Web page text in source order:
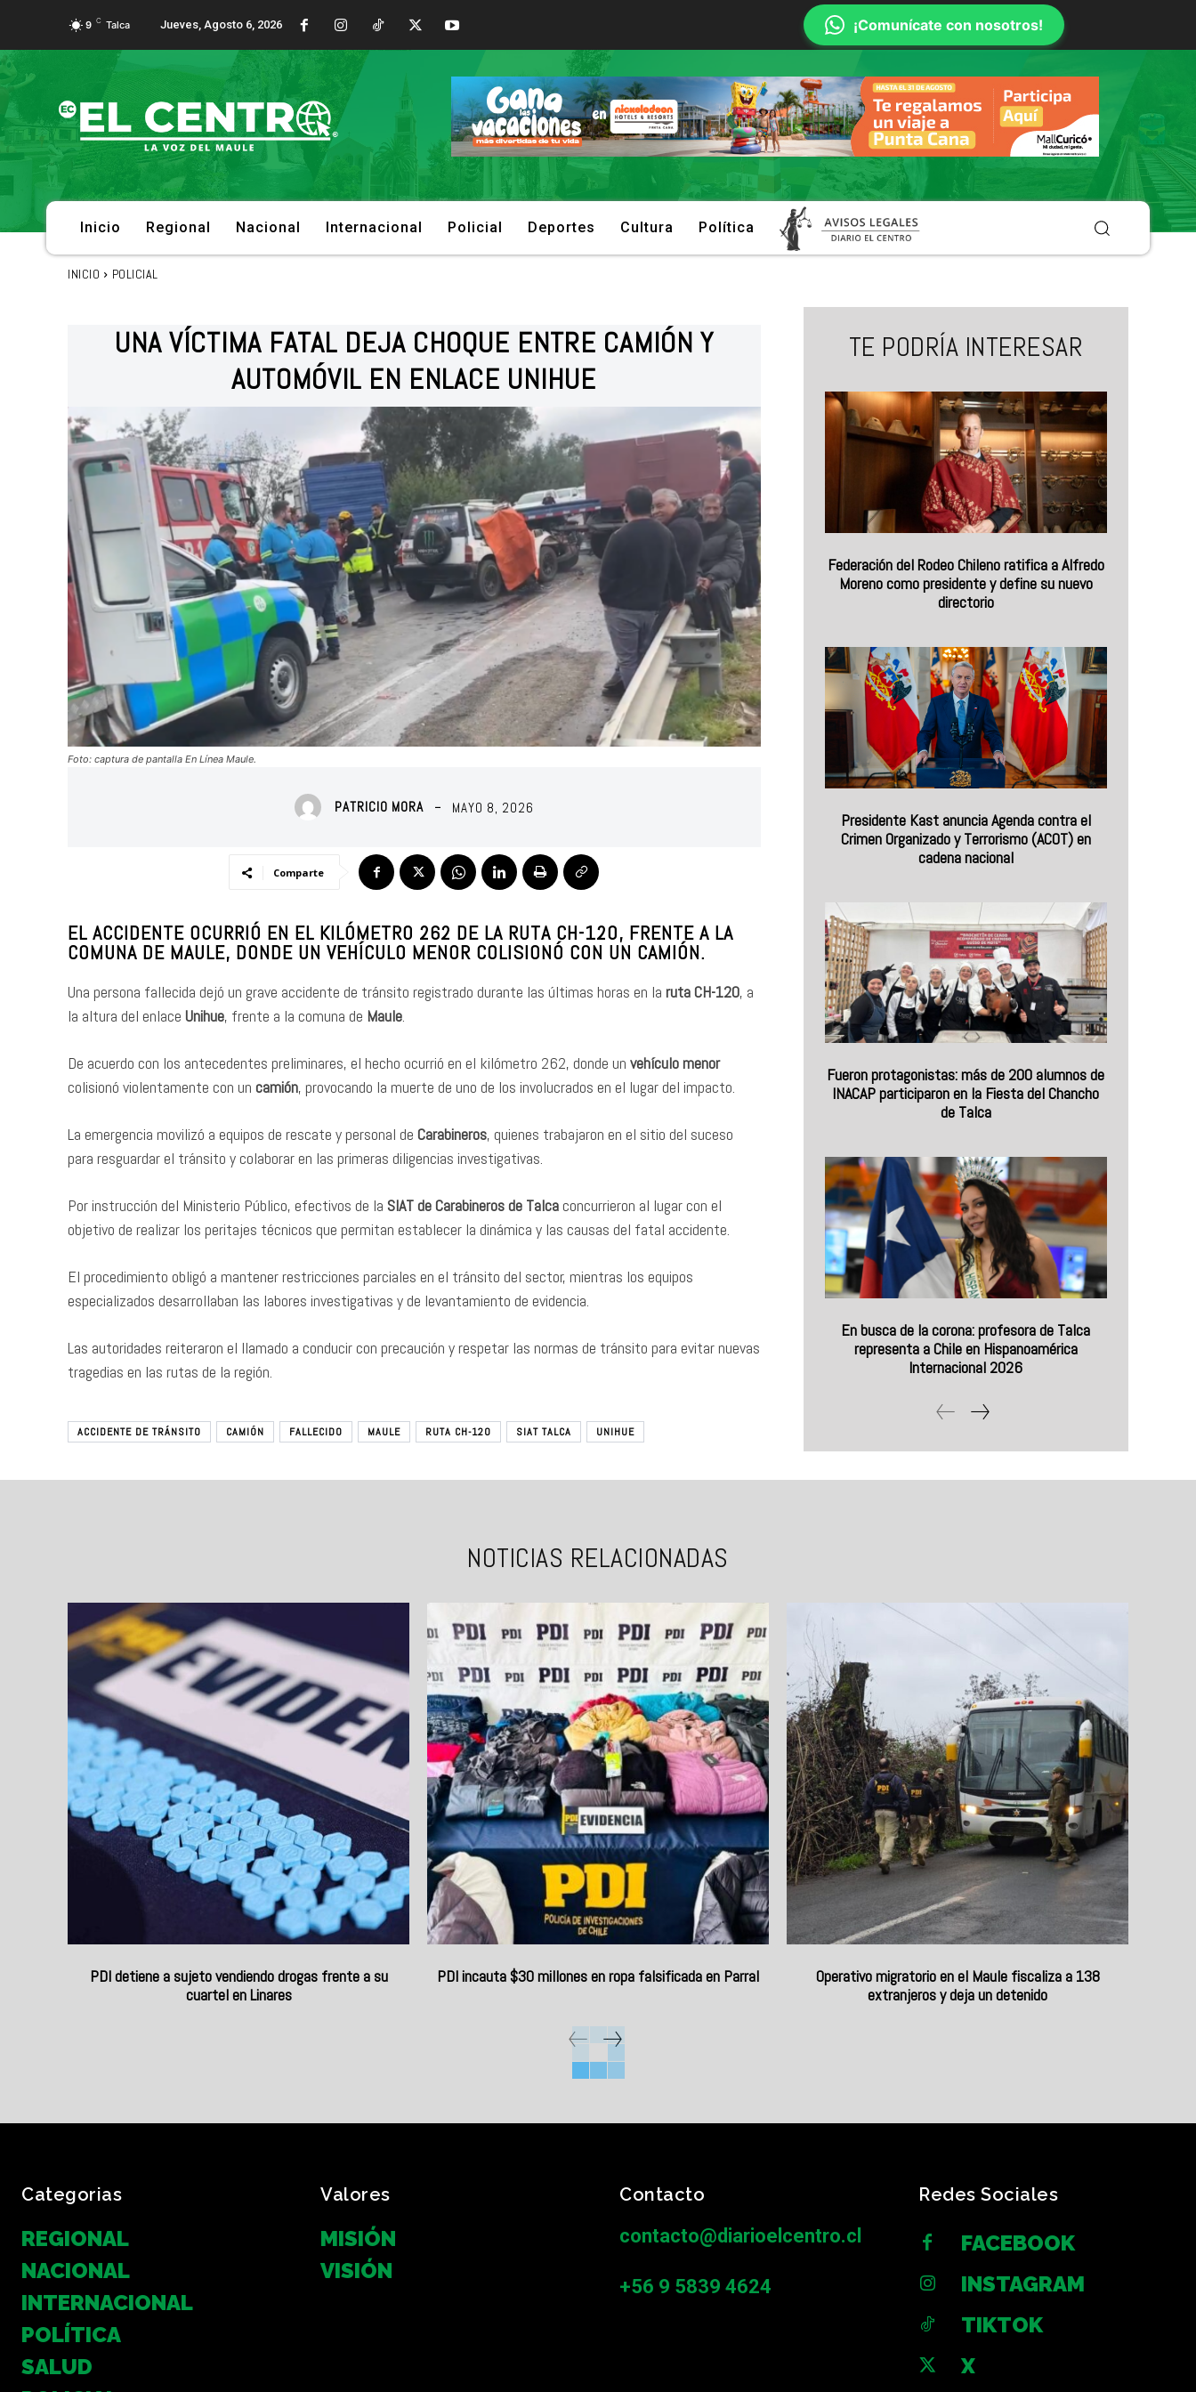
9 C Talca Jueves, Agosto 6, 2026 ¡Comunícate con nosotros!
Inicio Regional Nacional Internacional Policial Deportes Cultura Política
INICIO POLICIAL
UNA VÍCTIMA FATAL DEJA CHOQUE ENTRE CAMIÓN Y
AUTOMÓVIL EN ENLACE UNIHUE
Foto: captura de pantalla En Línea Maule.
PATRICIO MORA MAYO 8, 2026
Comparte
EL ACCIDENTE OCURRIÓ EN EL KILÓMETRO 262 DE LA RUTA CH-120, FRENTE A LA
COMUNA DE MAULE, DONDE UN VEHÍCULO MENOR COLISIONÓ CON UN CAMIÓN.
Una persona fallecida dejó un grave accidente de tránsito registrado durante las últimas horas en la ruta CH-120, a
la altura del enlace Unihue, frente a la comuna de Maule.
De acuerdo con los antecedentes preliminares, el hecho ocurrió en el kilómetro 262, donde un vehículo menor
colisionó violentamente con un camión, provocando la muerte de uno de los involucrados en el lugar del impacto.
La emergencia movilizó a equipos de rescate y personal de Carabineros, quienes trabajaron en el sitio del suceso
para resguardar el tránsito y colaborar en las primeras diligencias investigativas.
Por instrucción del Ministerio Público, efectivos de la SIAT de Carabineros de Talcaconcurrieron al lugar con el
objetivo de realizar los peritajes técnicos que permitan establecer la dinámica y las causas del fatal accidente.
El procedimiento obligó a mantener restricciones parciales en el tránsito del sector, mientras los equipos
especializados desarrollaban las labores investigativas y de levantamiento de evidencia.
Las autoridades reiteraron el llamado a conducir con precaución y respetar las normas de tránsito para evitar nuevas
tragedias en las rutas de la región.
ACCIDENTE DE TRÁNSITO CAMIÓN FALLECIDO MAULE RUTA CH-120 SIAT TALCA UNIHUE
TE PODRÍA INTERESAR
Federación del Rodeo Chileno ratifica a Alfredo
Moreno como presidente y define su nuevo
directorio
Presidente Kast anuncia Agenda contra el
Crimen Organizado y Terrorismo (ACOT) en
cadena nacional
Fueron protagonistas: más de 200 alumnos de
INACAP participaron en la Fiesta del Chancho
de Talca
En busca de la corona: profesora de Talca
representa a Chile en Hispanoamérica
Internacional 2026
NOTICIAS RELACIONADAS
PDI detiene a sujeto vendiendo drogas frente a su
cuartel en Linares
PDI incauta $30 millones en ropa falsificada en Parral
Operativo migratorio en el Maule fiscaliza a 138
extranjeros y deja un detenido
Categorias
REGIONAL
NACIONAL
INTERNACIONAL
POLÍTICA
SALUD
Valores
MISIÓN
VISIÓN
Contacto
contacto@diarioelcentro.cl
+56 9 5839 4624
Redes Sociales
FACEBOOK
INSTAGRAM
TIKTOK
X